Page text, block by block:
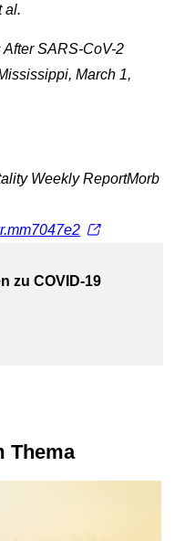
al.
SARS-CoV-2
March 1,
Weekly ReportMorb
zu COVID-19
Thema